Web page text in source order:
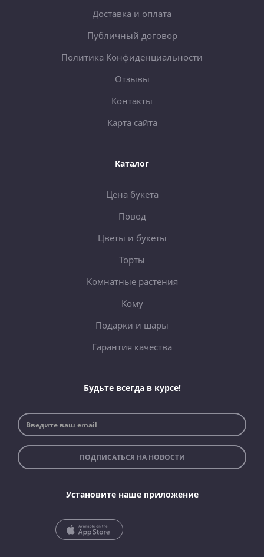
Доставка и оплата
Публичный договор
Политика Конфиденциальности
Отзывы
Контакты
Карта сайта
Каталог
Цена букета
Повод
Цветы и букеты
Торты
Комнатные растения
Кому
Подарки и шары
Гарантия качества
Будьте всегда в курсе!
ПОДПИСАТЬСЯ НА НОВОСТИ
Установите наше приложение